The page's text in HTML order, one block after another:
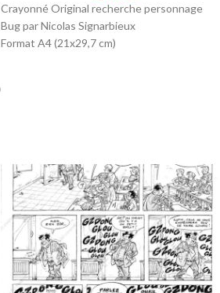
Crayonné Original recherche personnage
Bug par Nicolas Signarbieux
Format A4 (21x29,7 cm)